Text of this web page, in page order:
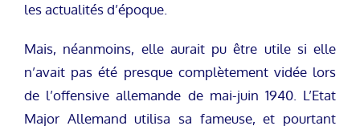
les actualités d’époque.
Mais, néanmoins, elle aurait pu être utile si elle
n’avait pas été presque complètement vidée lors
de l’offensive allemande de mai-juin 1940. L’Etat
Major Allemand utilisa sa fameuse, et pourtant